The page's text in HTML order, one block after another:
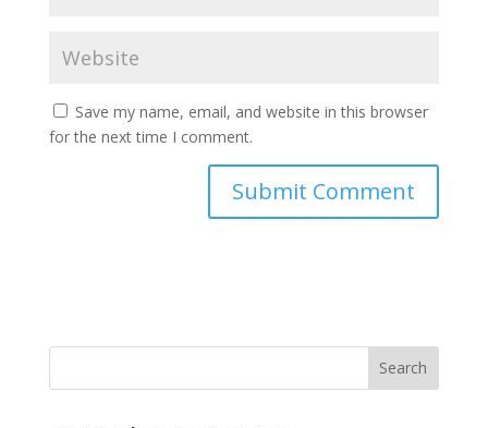
Save my name, email, and website in this browser
for the next time I comment.
Search